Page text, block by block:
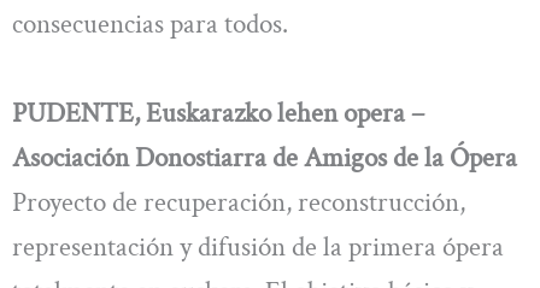
consecuencias para todos.
PUDENTE, Euskarazko lehen opera –
Asociación Donostiarra de Amigos de la Ópera
Proyecto de recuperación, reconstrucción,
representación y difusión de la primera ópera